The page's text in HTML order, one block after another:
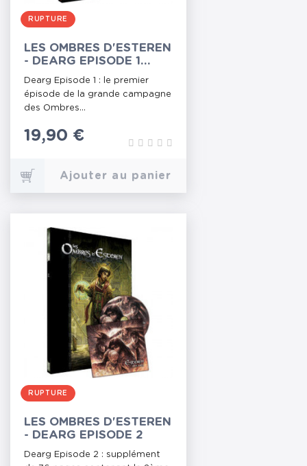
RUPTURE
LES OMBRES D'ESTEREN
- DEARG EPISODE 1
(NOUVELLE ÉDITION)
Dearg Episode 1 : le premier
épisode de la grande campagne
des Ombres...
Prix
19,90 €
Ajouter au panier
RUPTURE
LES OMBRES D'ESTEREN
- DEARG EPISODE 2
Dearg Episode 2 : supplément